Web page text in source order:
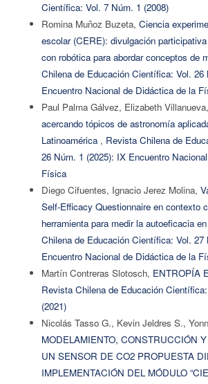
Científica: Vol. 7 Núm. 1 (2008)
Romina Muñoz Buzeta, Ciencia
escolar (CERE): divulgación
con robótica para abordar conceptos de
Chilena de Educación Científica: Vol. 26
Encuentro Nacional de Didáctica de la
Paul Palma Gálvez, Elizabeth Villanueva,
acercando tópicos de astronomía
Latinoamérica , Revista Chilena de
26 Núm. 1 (2025): IX Encuentro
Física
Diego Cifuentes, Ignacio Jerez Molina,
Self-Efficacy Questionnaire en contexto
herramienta para medir la autoeficacia
Chilena de Educación Científica: Vol. 27
Encuentro Nacional de Didáctica de la
Martín Contreras Slotosch, ENTROPÍA
Revista Chilena de Educación
(2021)
Nicolás Tasso G., Kevin Jeldres S.,
MODELAMIENTO, CONSTRUCCIÓN
UN SENSOR DE CO2 PROPUESTA
IMPLEMENTACIÓN DEL MÓDULO